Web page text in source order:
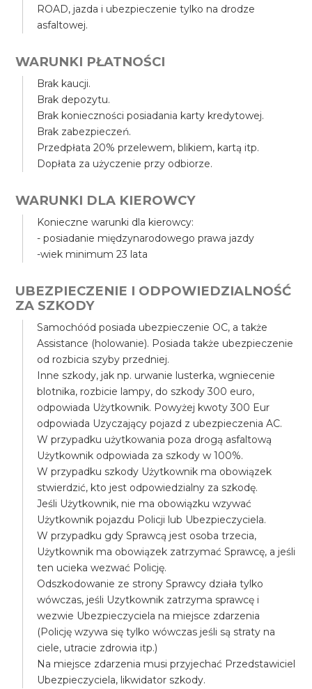
ROAD, jazda i ubezpieczenie tylko na drodze
asfaltowej.
WARUNKI PŁATNOŚCI
Brak kaucji.
Brak depozytu.
Brak konieczności posiadania karty kredytowej.
Brak zabezpieczeń.
Przedpłata 20% przelewem, blikiem, kartą itp.
Dopłata za użyczenie przy odbiorze.
WARUNKI DLA KIEROWCY
Konieczne warunki dla kierowcy:
- posiadanie międzynarodowego prawa jazdy
-wiek minimum 23 lata
UBEZPIECZENIE I ODPOWIEDZIALNOŚĆ
ZA SZKODY
Samochóód posiada ubezpieczenie OC, a także
Assistance (holowanie). Posiada także ubezpieczenie
od rozbicia szyby przedniej.
Inne szkody, jak np. urwanie lusterka, wgniecenie
blotnika, rozbicie lampy, do szkody 300 euro,
odpowiada Użytkownik. Powyżej kwoty 300 Eur
odpowiada Uzyczający pojazd z ubezpieczenia AC.
W przypadku użytkowania poza drogą asfaltową
Użytkownik odpowiada za szkody w 100%.
W przypadku szkody Użytkownik ma obowiązek
stwierdzić, kto jest odpowiedzialny za szkodę.
Jeśli Użytkownik, nie ma obowiązku wzywać
Użytkownik pojazdu Policji lub Ubezpieczyciela.
W przypadku gdy Sprawcą jest osoba trzecia,
Użytkownik ma obowiązek zatrzymać Sprawcę, a jeśli
ten ucieka wezwać Policję.
Odszkodowanie ze strony Sprawcy działa tylko
wówczas, jeśli Uzytkownik zatrzyma sprawcę i
wezwie Ubezpieczyciela na miejsce zdarzenia
(Policję wzywa się tylko wówczas jeśli są straty na
ciele, utracie zdrowia itp.)
Na miejsce zdarzenia musi przyjechać Przedstawiciel
Ubezpieczyciela, likwidator szkody.